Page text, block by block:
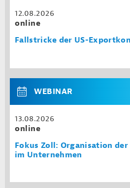
12.08.2026
online
Fallstricke der US-
WEBINAR
13.08.2026
online
Fokus Zoll: Organisation
im Unternehmen